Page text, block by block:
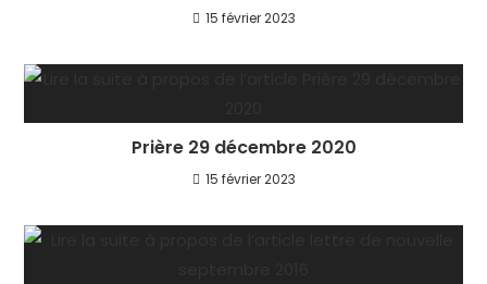
15 février 2023
Prière 29 décembre 2020
15 février 2023